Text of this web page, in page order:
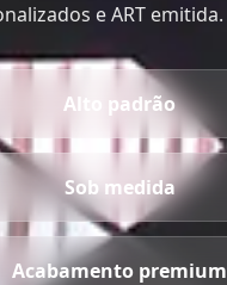
e ART emitida.
Alto padrão
Sob medida
Acabamento premium